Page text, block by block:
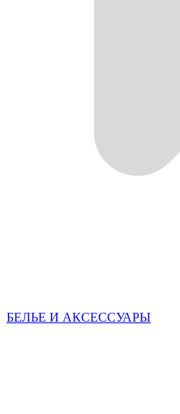
БЕЛЬЕ И АКСЕССУАРЫ